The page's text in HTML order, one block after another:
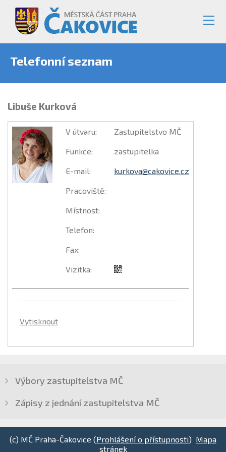
Telefonní seznam
Libuše Kurková
V útvaru: Zastupitelstvo MČ
Funkce: zastupitelka
E-mail: kurkova@cakovice.cz
Pracoviště:
Místnost:
Telefon:
Fax:
Vizitka:
Vytisknout
Výbory zastupitelstva MČ
Zápisy z jednání zastupitelstva MČ
(c) MČ Praha-Čakovice (Prohlášení o přístupnosti) Mapa
stránek